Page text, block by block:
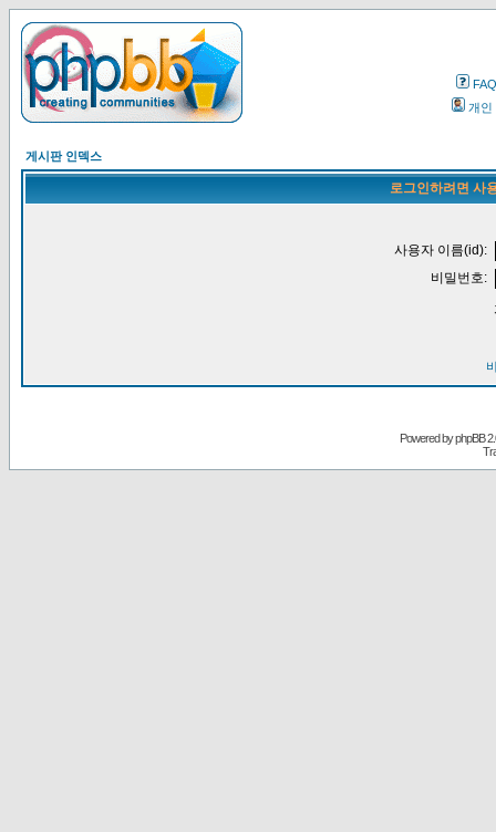
FAQ
개인
게시판 인덱스
로그인하려면 사
사용자 이름(id):
비밀번호:
Powered byphpBB